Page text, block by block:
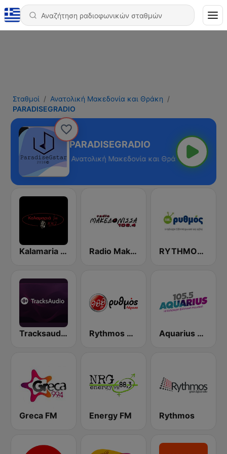
Σταθμοί
Ανατολική Μακεδονία και Θράκη
PARADISEGRADIO
PARADISEGRADIO
Ανατολική Μακεδονία και Θράκη - Online
Kalamaria FM Radio Makedonisa 106.4 FM RYTHMOS 106.0 FM
Tracksaudio - Chill House Music Rythmos 98.8 FM Aquarius FM 105.5
Greca FM Energy FM Rythmos